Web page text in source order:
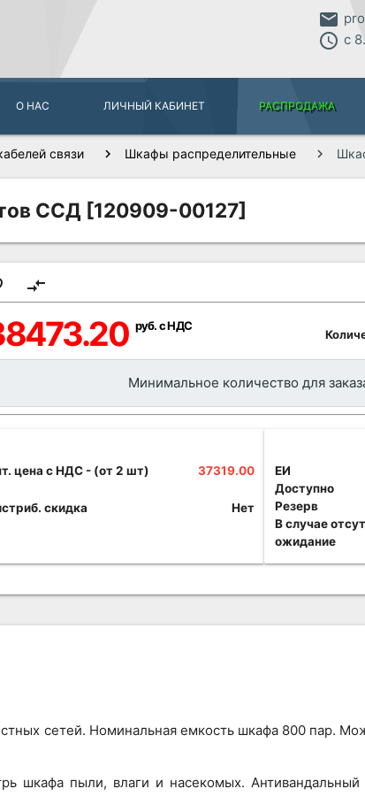
email
access_time с
О НАС ЛИЧНЫЙ КАБИНЕТ РАСПРОДАЖА
связи Шкафы распределительные
ССД [120909-00127]
compare_arrows
руб. с НДС
Минимальное количество для
цена c НДС- (от 2 шт) 37319.00
скидка Нет
ЕИ
Доступно
Резерв
В случае
ожидание
сетей. Номинальная емкость шкафа 800 пар.
шкафа пыли, влаги и насекомых.